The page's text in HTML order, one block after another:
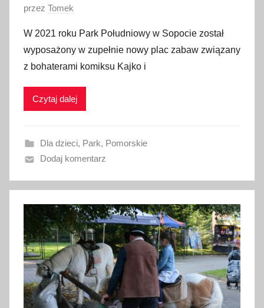
O
u
b
l
i
a
n
1
0
a
ź
d
z
i
przez Tomek
W 2021 roku Park Południowy w Sopocie został
wyposażony w zupełnie nowy plac zabaw związany
z bohaterami komiksu Kajko i
Czytaj dalej
Dla dzieci, Park, Pomorskie
Dodaj komentarz